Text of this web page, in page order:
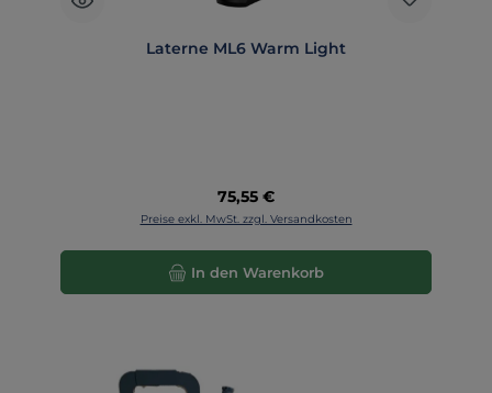
Laterne ML6 Warm Light
Regulärer Preis:
75,55 €
Preise exkl. MwSt. zzgl. Versandkosten
In den Warenkorb